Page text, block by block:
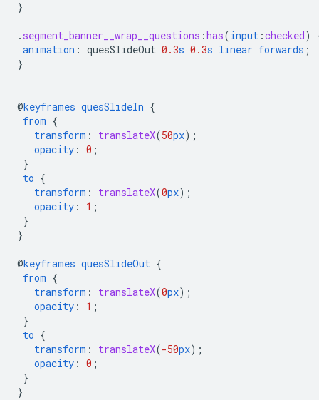
}
. segment_banner__wrap__questions :has(input :checked)
animation : quesSlideOut 0.3s 0.3s linear forwards ;
}
@keyframes quesSlideIn {
from {
transform : translateX(50px);
opacity : 0 ;
}
to {
transform : translateX(0px);
opacity : 1 ;
}
}
@keyframes quesSlideOut {
from {
transform : translateX(0px);
opacity : 1 ;
}
to {
transform : translateX(-50px);
opacity : 0 ;
}
}